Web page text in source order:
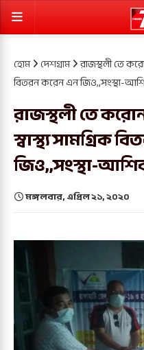
হোম দেশগ্রাম রাজস্থলী তে
বিতরন করেন এন জিও,,সংস্থা-
রাজস্থলী তে
স্বাস্থ্য সামগ্রিক
জিও,,সংস্থা-
মঙ্গলবার, এপ্রিল ২১, ২০২০